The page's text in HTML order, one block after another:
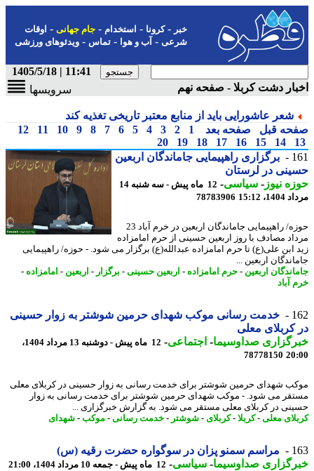
-کرونا-استخدام- جام جهانی-اوقات
شرعی-آب و هوا-تماس-ویدئوهای ورزشی
11:41 | 1405/5/18
دشت کربلا - صفحه نهم
سرویسها
شعر عاشورایی باید از منابع معتبر تاریخی تغذیه کند
قبل صفحه بعد 1
2
3
4
5
6
7
8
9
10
11
12
14
15
16
17
18
19
20
برگزاری راهپیمایی جاماندگان اربعین
در لرستان
نیوز-سیاسی-
12 ماه پیش - سه شنبه 14
15:12
78783906
حوزه/ راهپیمایی جاماندگان اربعین در خرم آباد 23
مصادف با روز اربعین حسینی از حرم امامزاده
ابن علی(ع) تا حرم امامزاده عبدالله(ع) برگزار می شود. - حوزه/ راهپیمایی
اربعین ...
اربعین -حرم امامزاده- اربعین حسینی-برگزار - اربعین -امامزاده-
آباد
خدمت رسانی موکب شهدای حرمین شوشتر به زوار حسینی
کربلای معلی
صداوسیما-اجتماعی-
12 ماه پیش - دوشنبه 13 مرداد 1404،
78778150
شهدای حرمین شوشتر برای خدمت رسانی به زوار حسینی در کربلای معلی
می شود. - موکب شهدای حرمین شوشتر برای خدمت رسانی به زوار
در کربلای معلی مستقر می شود. به گزارش خبرگزاری ...
معلی-کربلا- کربلای -شوشتر-خدمت رسانی-موکب-شهدای
مراسم سمنو پزان در سوگواره حضرت رقیه (س)
صداوسیما-سیاسی-12 ماه پیش - جمعه 10 مرداد 1404، 21:00